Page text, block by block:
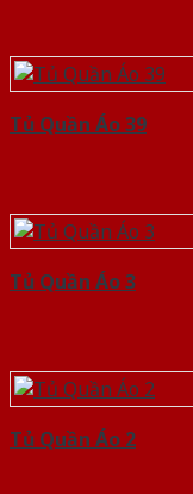
Tủ Quần Áo 39
Tủ Quần Áo 3
Tủ Quần Áo 2